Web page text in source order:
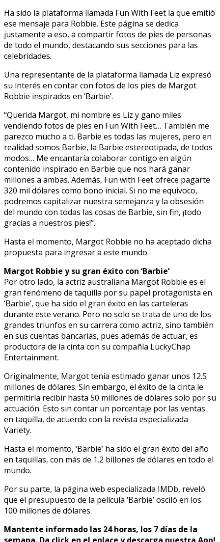
Ha sido la plataforma llamada Fun With Feet la que emitió
ese mensaje para Robbie. Este página se dedica
justamente a eso, a compartir fotos de pies de personas
de todo el mundo, destacando sus secciones para las
celebridades.
Una representante de la plataforma llamada Liz expresó
su interés en contar con fotos de los pies de Margot
Robbie inspirados en ‘Barbie’.
“Querida Margot, mi nombre es Liz y gano miles
vendiendo fotos de pies en Fun With Feet… También me
parezco mucho a ti. Barbie es todas las mujeres, pero en
realidad somos Barbie, la Barbie estereotipada, de todos
modos… Me encantaría colaborar contigo en algún
contenido inspirado en Barbie que nos hará ganar
millones a ambas. Además, Fun with Feet ofrece pagarte
320 mil dólares como bono inicial. Si no me equivoco,
podremos capitalizar nuestra semejanza y la obsesión
del mundo con todas las cosas de Barbie, sin fin, ¡todo
gracias a nuestros pies!”.
Hasta el momento, Margot Robbie no ha aceptado dicha
propuesta para ingresar a este mundo.
Margot Robbie y su gran éxito con ‘Barbie’
Por otro lado, la actriz australiana Margot Robbie es el
gran fenómeno de taquilla por su papel protagonista en
‘Barbie’, que ha sido el gran éxito en las carteleras
durante este verano. Pero no solo se trata de uno de los
grandes triunfos en su carrera como actriz, sino también
en sus cuentas bancarias, pues además de actuar, es
productora de la cinta con su compañía LuckyChap
Entertainment.
Originalmente, Margot tenía estimado ganar unos 12.5
millones de dólares. Sin embargo, el éxito de la cinta le
permitiría recibir hasta 50 millones de dólares solo por su
actuación. Esto sin contar un porcentaje por las ventas
en taquilla, de acuerdo con la revista especializada
Variety.
Hasta el momento, ‘Barbie’ ha sido el gran éxito del año
en taquillas, con más de 1.2 billones de dólares en todo el
mundo.
Por su parte, la página web especializada IMDb, reveló
que el presupuesto de la película ‘Barbie’ osciló en los
100 millones de dólares.
Mantente informado las 24 horas, los 7 días de la